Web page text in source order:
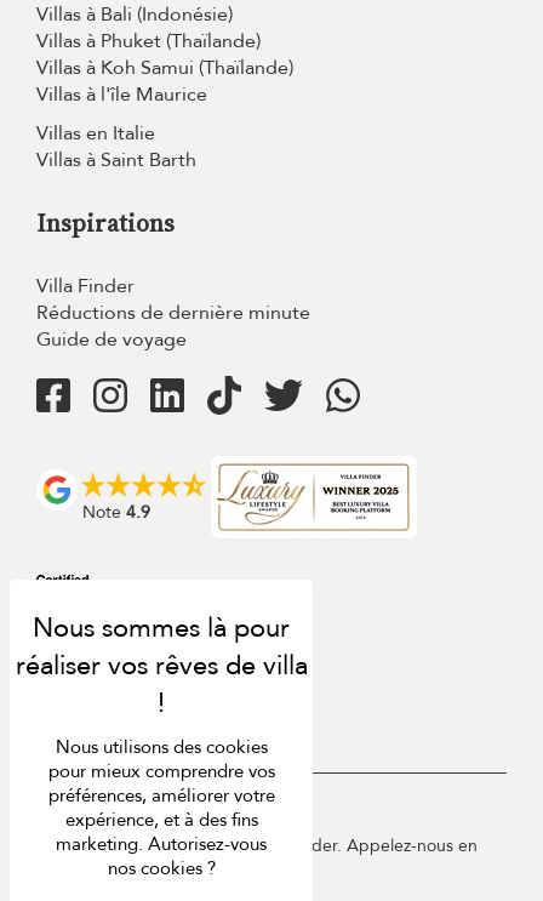
Villas à Bali (Indonésie)
Villas à Phuket (Thaïlande)
Villas à Koh Samui (Thaïlande)
Villas à l'île Maurice
Villas en Italie
Villas à Saint Barth
Inspirations
Villa Finder
Réductions de dernière minute
Guide de voyage
Note 4.9
USD $ fr Français
Copyright © 2026 Sri Lanka Villa Finder. Appelez-nous en
France au 01 78 90 04 96.
Nous utilisons des cookies
pour mieux comprendre vos
préférences, améliorer votre
expérience, et à des fins
marketing. Autorisez-vous
nos cookies ?